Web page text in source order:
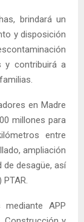
brindará un
y disposición
y contribuirá a
en Madre
millones para
entre
ampliación
de desagüe, así
APP